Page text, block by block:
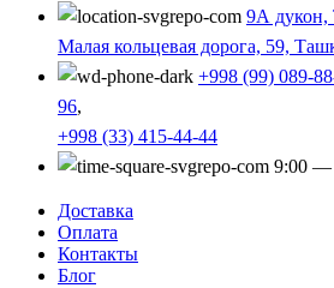
9А дукон,
Малая кольцевая дорога, 59,
+998 (99) 089-
96,
+998 (33) 415-44-44
9:00 —
Доставка
Оплата
Контакты
Блог